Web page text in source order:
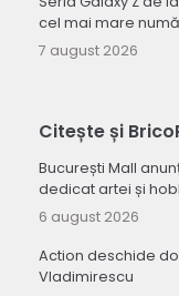
cel mai mare
7 august 2026
Citește și
București Mall
dedicat artei și
6 august 2026
Action deschide
Vladimirescu